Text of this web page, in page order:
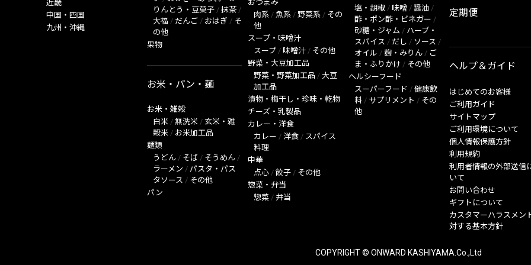
近畿
中国・四国
九州・沖縄
りんとう・豆菓子 / 抹茶 /
大福 / だんご / おはぎ / そ
の他
果物
お米・パン・麺
お米・雑穀
白米 / 無洗米 / 玄米・雑
穀米 / お米加工品
麺類
うどん / そば / そうめん /
ラーメン / パスタ・パス
タソース / その他
パン
おつまみ
肉系 / 魚系 / 野菜系 / その
他
スープ・味噌汁
スープ / 味噌汁 / その他
野菜・大豆加工品
野菜・野菜加工品 / 大豆
加工品
漬物・梅干し・珍味・乾物
チーズ・乳製品
カレー・洋食
カレー / 洋食 / スパイス
料理
中華
点心 / 餃子 / その他
惣菜・弁当
惣菜 / 弁当
塩・胡椒 / 味噌 / 醤油 /
酢・ポン酢・ビネガー /
砂糖・ジャム / ハーブ・
スパイス / だし / ソース /
オイル / 麹・みりん / ご
ま・ふりかけ / その他
ヘルシーフード
スーパーフード / 健康飲
料 / サプリメント / その
他
定期便
ヘルプ＆ガイド
はじめてのお客様
ご利用ガイド
サイトマップ
ご利用環境について
個人情報保護方針
利用規約
利用者情報の外部送信
いて
お問い合わせ
ギフトについて
カスタマーハラスメン
対する基本方針
COPYRIGHT © ONWARD KASHIYAMA.Co.,Ltd